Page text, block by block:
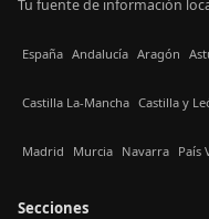
Tu fuente de información
España Andalucía Aragón
Castilla La-Mancha Castilla y
Madrid Murcia Navarra País
Secciones